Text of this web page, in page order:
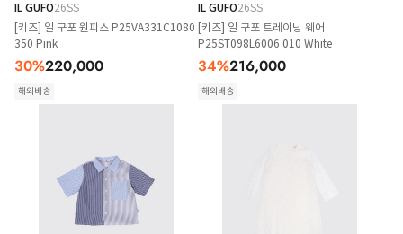
IL GUFO26SS
[키즈] 일 구포 원피스 P25VA331C1080
350 Pink
30%220,000
해외배송
IL GUFO26SS
[키즈] 일 구포 트레이닝 웨어
P25ST098L6006 010 White
34%216,000
해외배송